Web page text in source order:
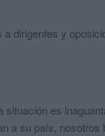
dirigentes y
es
a su país,